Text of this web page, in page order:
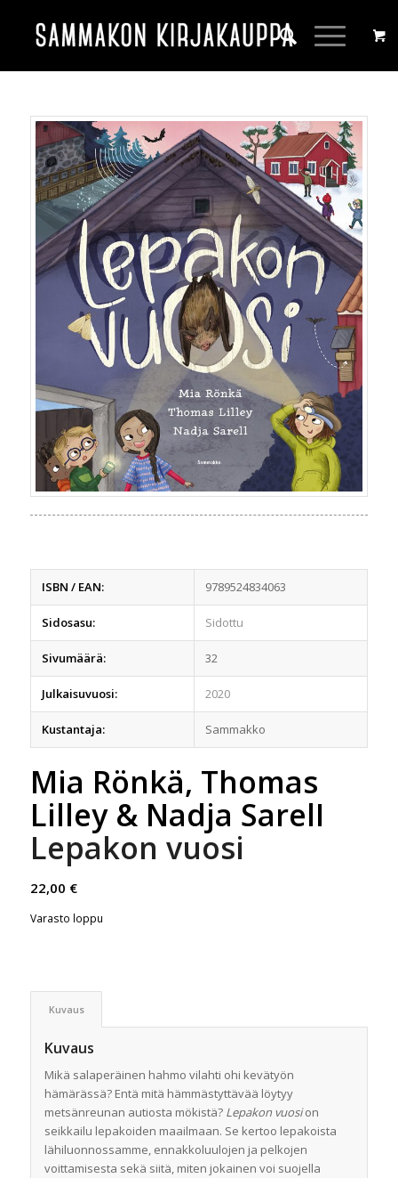
ISBN / EAN: 9789524834063
Sidosasu: Sidottu
Sivumäärä: 32
Julkaisuvuosi: 2020
Kustantaja: Sammakko
Mia Rönkä, Thomas
Lilley & Nadja SarelI
Lepakon vuosi
22,00 €
Varasto loppu
Kuvaus
Kuvaus
Mikä salaperäinen hahmo vilahti ohi kevätyön
hämärässä? Entä mitä hämmästyttävää löytyy
metsänreunan autiosta mökistä? Lepakon vuosion
seikkailu lepakoiden maailmaan. Se kertoo lepakoista
lähiluonnossamme, ennakkoluulojen ja pelkojen
voittamisesta sekä siitä, miten jokainen voi suojella